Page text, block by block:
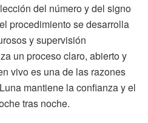
del número y del signo
procedimiento se desarrolla
y supervisión
un proceso claro, abierto y
vivo es una de las razones
mantiene la confianza y el
tras noche.